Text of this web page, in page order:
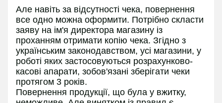
Але навіть за відсутності чека, повернення
все одно можна оформити. Потрібно скласти
заяву на ім'я директора магазину із
проханням отримати копію чека. Згідно з
українським законодавством, усі магазини, у
роботі яких застосовуються розрахунково-
касові апарати, зобов'язані зберігати чеки
протягом 3 років.
Повернення продукції, що була у вжитку,